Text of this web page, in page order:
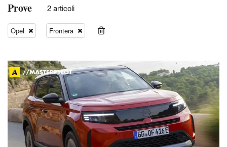
Prove 2 articoli
Opel Frontera